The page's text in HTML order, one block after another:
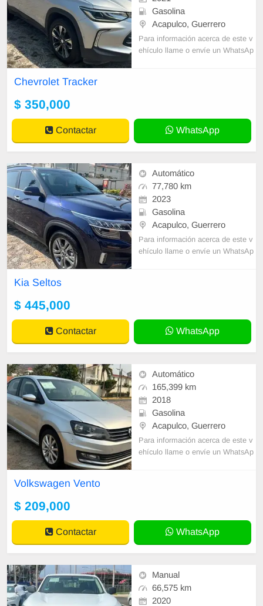
Gasolina
Acapulco, Guerrero
Para información acerca de este v
ehículo llame o envíe un WhatsAp
Chevrolet Tracker
$ 350,000
Contactar WhatsApp
Automático
77,780 km
2023
Gasolina
Acapulco, Guerrero
Para información acerca de este v
ehículo llame o envíe un WhatsAp
Kia Seltos
$ 445,000
Contactar WhatsApp
Automático
165,399 km
2018
Gasolina
Acapulco, Guerrero
Para información acerca de este v
ehículo llame o envíe un WhatsAp
Volkswagen Vento
$ 209,000
Contactar WhatsApp
Manual
66,575 km
2020